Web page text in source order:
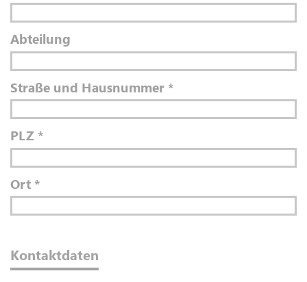
Abteilung
Straße und Hausnummer *
PLZ *
Ort *
Kontaktdaten